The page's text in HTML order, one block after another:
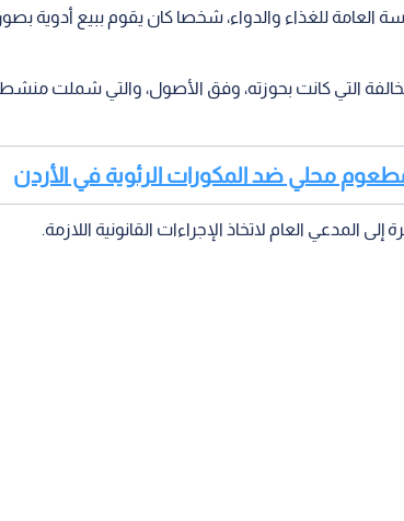
للغذاء والدواء، شخصا كان يقوم ببيع أدوية
التي كانت بحوزته، وفق الأصول، والتي شملت
محلي ضد المكورات الرئوية في الأردن
المدعي العام لاتخاذ الإجراءات القانونية اللازمة.